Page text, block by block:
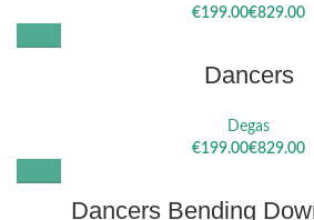
€
€
Dancers
Degas
€
€
Dancers Bending